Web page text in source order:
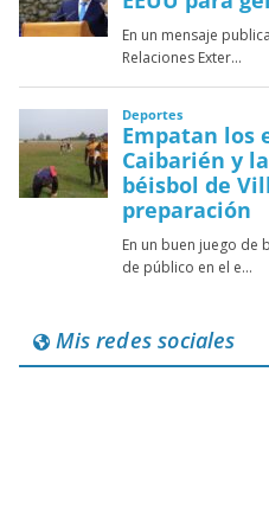
Mis redes sociales